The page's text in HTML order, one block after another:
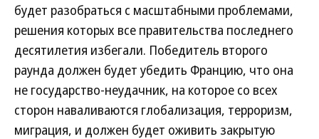
будет разобраться с масштабными проблемами,
решения которых все правительства последнего
десятилетия избегали. Победитель второго
раунда должен будет убедить Францию, что она
не государство-неудачник, на которое со всех
сторон наваливаются глобализация, терроризм,
миграция, и должен будет оживить закрытую